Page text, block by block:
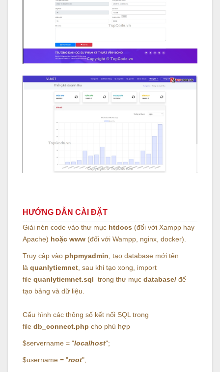
HƯỚNG DẪN CÀI ĐẶT
Giải nén code vào thư mục htdocs (đối với Xampp hay
Apache) hoặc www (đối với Wampp, nginx, docker).
Truy cập vào phpmyadmin, tạo database mới tên
là quanlytiemnet, sau khi tạo xong, import
file quanlytiemnet.sql trong thư mục database/ để
tạo bảng và dữ liệu.
Cấu hình các thông số kết nối SQL trong
file db_connect.php cho phù hợp
$servername = "localhost";
$username = "root";